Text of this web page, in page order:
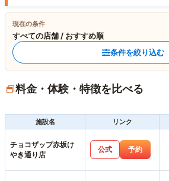
現在の条件
すべての店舗 / おすすめ順
条件を絞り込む
料金・体験・特徴を比べる
施設名
リンク
チョコザップ赤坂け
やき通り店
公式 予約